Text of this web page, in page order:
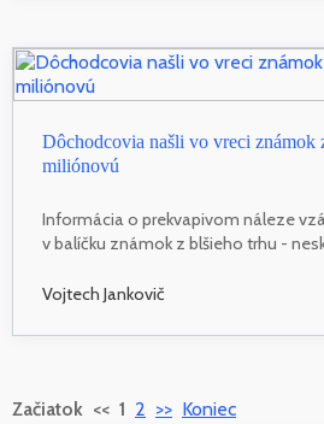
Dôchodcovia našli vo vreci známok
miliónovú
Informácia o prekvapivom náleze
v balíčku známok z blšieho trhu -
Vojtech Jankovič
Začiatok << 1 2 >> Koniec